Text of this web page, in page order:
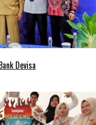
Devisa